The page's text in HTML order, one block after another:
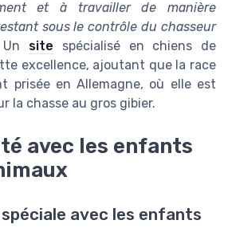
et à travailler de manière
sous le contrôle du chasseur
site spécialisé en chiens de
excellence, ajoutant que la race
prisée en Allemagne, où elle est
la chasse au gros gibier.
avec les enfants
avec les enfants